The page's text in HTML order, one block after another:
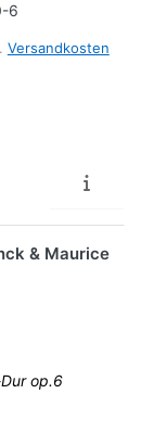
6
Versandkosten
& Maurice
op.6